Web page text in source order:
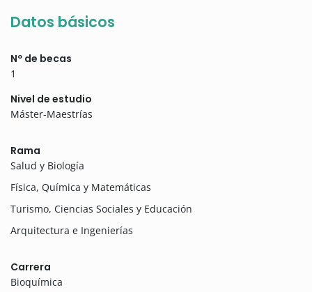
Datos básicos
Nº de becas
1
Nivel de estudio
Máster-Maestrías
Rama
Salud y Biología
Física, Química y Matemáticas
Turismo, Ciencias Sociales y Educación
Arquitectura e Ingenierías
Carrera
Bioquímica